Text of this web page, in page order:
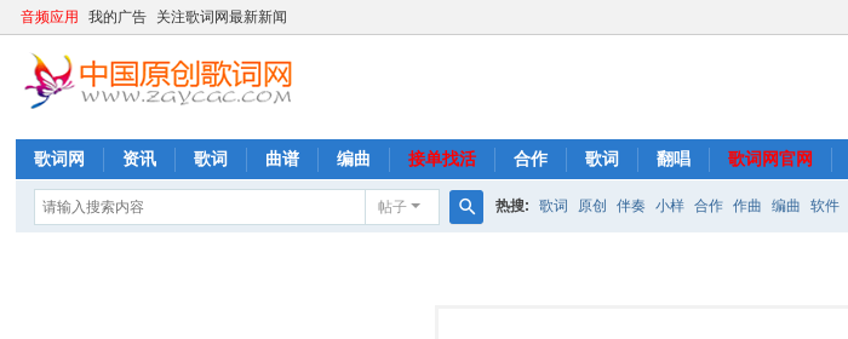
音频应用 我的广告 关注歌词网最新新闻
歌词网 资讯 歌词 曲谱 编曲 接单找活 合作 歌词 翻唱 歌词网官网
帖子 热搜: 歌词 原创 伴奏 小样 合作 作曲 编曲 软件